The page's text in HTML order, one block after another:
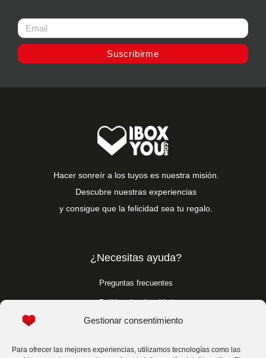
Gestionar consentimiento
Para ofrecer las mejores experiencias, utilizamos tecnologías como las
Suscribirme
Hacer sonreír a los tuyos es nuestra misión.
Descubre nuestras experiencias
y consigue que la felicidad sea tu regalo.
¿Necesitas ayuda?
Preguntas frecuentes
Política de privacidad
Política de cookies